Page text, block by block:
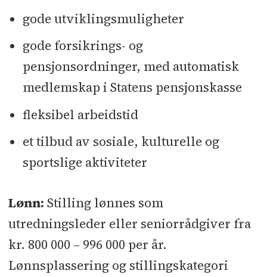
gode utviklingsmuligheter
gode forsikrings- og
pensjonsordninger, med automatisk
medlemskap i Statens pensjonskasse
fleksibel arbeidstid
et tilbud av sosiale, kulturelle og
sportslige aktiviteter
Lønn: Stilling lønnes som
utredningsleder eller seniorrådgiver fra
kr. 800 000 – 996 000 per år.
Lønnsplassering og stillingskategori